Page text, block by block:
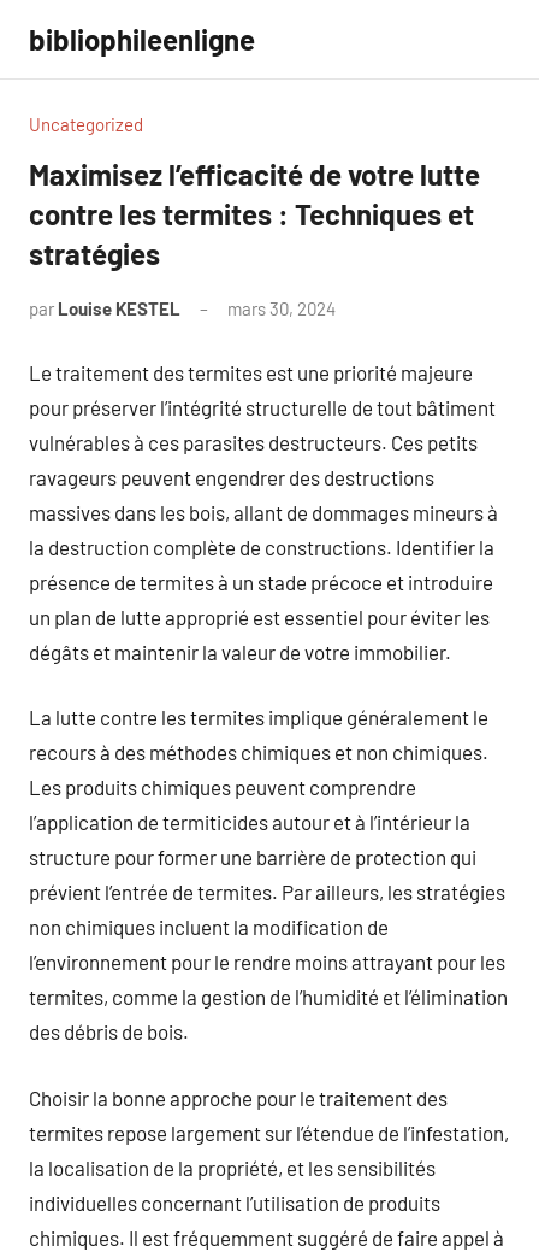
contenu
bibliophileenligne
Uncategorized
Maximisez l’efficacité de votre lutte
contre les termites : Techniques et
stratégies
par Louise KESTEL mars 30, 2024
Le traitement des termites est une priorité majeure
pour préserver l’intégrité structurelle de tout bâtiment
vulnérables à ces parasites destructeurs. Ces petits
ravageurs peuvent engendrer des destructions
massives dans les bois, allant de dommages mineurs à
la destruction complète de constructions. Identifier la
présence de termites à un stade précoce et introduire
un plan de lutte approprié est essentiel pour éviter les
dégâts et maintenir la valeur de votre immobilier.
La lutte contre les termites implique généralement le
recours à des méthodes chimiques et non chimiques.
Les produits chimiques peuvent comprendre
l’application de termiticides autour et à l’intérieur la
structure pour former une barrière de protection qui
prévient l’entrée de termites. Par ailleurs, les stratégies
non chimiques incluent la modification de
l’environnement pour le rendre moins attrayant pour les
termites, comme la gestion de l’humidité et l’élimination
des débris de bois.
Choisir la bonne approche pour le traitement des
termites repose largement sur l’étendue de l’infestation,
la localisation de la propriété, et les sensibilités
individuelles concernant l’utilisation de produits
chimiques. Il est fréquemment suggéré de faire appel à